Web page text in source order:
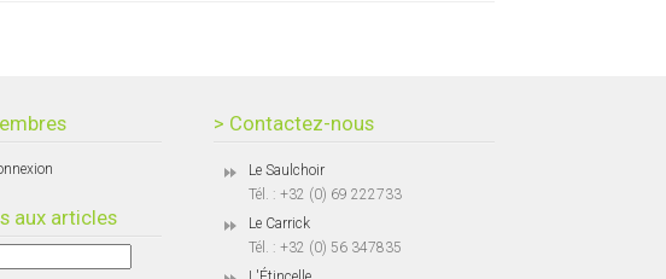
aux articles
> Contactez-nous
Le Saulchoir
Tél. : +32 (0) 69 222733
Le Carrick
Tél. : +32 (0) 56 347835